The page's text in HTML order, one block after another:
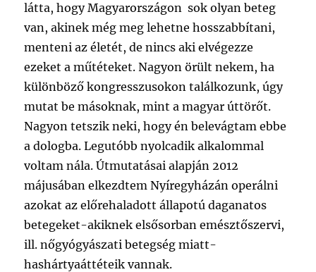
látta, hogy Magyarországon sok olyan beteg
van, akinek még meg lehetne hosszabbítani,
menteni az életét, de nincs aki elvégezze
ezeket a műtéteket. Nagyon örült nekem, ha
különböző kongresszusokon találkozunk, úgy
mutat be másoknak, mint a magyar úttörőt.
Nagyon tetszik neki, hogy én belevágtam ebbe
a dologba. Legutóbb nyolcadik alkalommal
voltam nála. Útmutatásai alapján 2012
májusában elkezdtem Nyíregyházán operálni
azokat az előrehaladott állapotú daganatos
betegeket-akiknek elsősorban emésztőszervi,
ill. nőgyógyászati betegség miatt-
hashártyaáttéteik vannak.